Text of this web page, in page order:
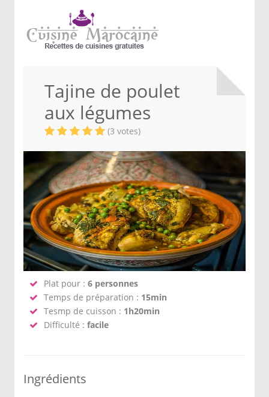
Tajine de poulet
aux légumes
(3 votes)
Plat pour : 6 personnes
Temps de préparation : 15min
Tesmp de cuisson : 1h20min
Difficulté : facile
Ingrédients